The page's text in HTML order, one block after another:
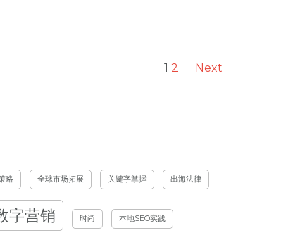
1 2 Next
略 全球市场拓展 关键字掌握 出海法律
字营销 时尚 本地SEO实践